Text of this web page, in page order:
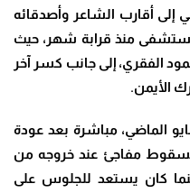
إلى أقارب الشاعر وأصدقائه
منذ قرابة شهر، حيث
الفقري، إلى جانب كسر آخر
الأيمن.
تفاصيل الحادث إلى يوم 9 مايو الماضي، مباشرة بعد عودة
مفاجئ عند خروجه من
كان يستعد للجلوس على